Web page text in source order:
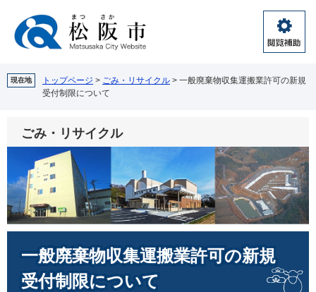
閲
覧
助
現在地 トップページ > ごみ・リサイクル > 一般廃棄物収集運搬業許可の新規
受付制限について
ごみ・リサイクル
一般廃棄物収集運搬業許可の新規
受付制限について